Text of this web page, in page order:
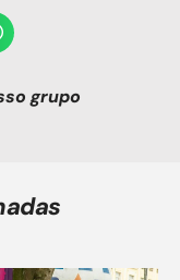
grupo